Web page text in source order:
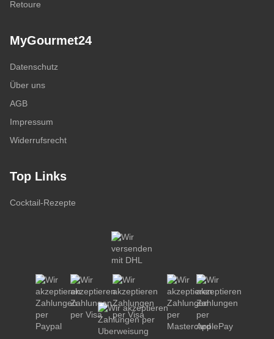
Retoure
MyGourmet24
Datenschutz
Über uns
AGB
Impressum
Widerrufsrecht
Top Links
Cocktail-Rezepte